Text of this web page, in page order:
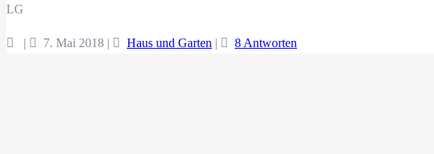
LG
| 7. Mai 2018 | Haus und Garten | 8 Antworten